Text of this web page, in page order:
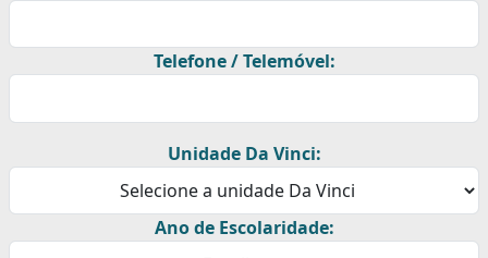
Telefone / Telemóvel:
Unidade Da Vinci:
Ano de Escolaridade: